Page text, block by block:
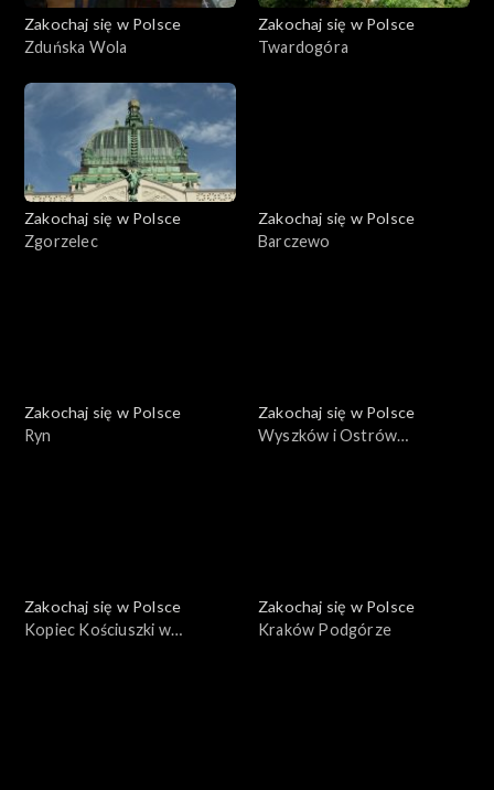
Zakochaj się w Polsce
Zduńska Wola
Zakochaj się w Polsce
Twardogóra
Zakochaj się w Polsce
Zgorzelec
Zakochaj się w Polsce
Barczewo
Zakochaj się w Polsce
Ryn
Zakochaj się w Polsce
Wyszków i Ostrów
Zakochaj się w Polsce
Kopiec Kościuszki w
Zakochaj się w Polsce
Kraków Podgórze